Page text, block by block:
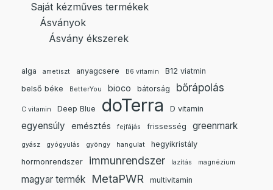
Saját kézműves termékek
Ásványok
Ásvány ékszerek
alga ametiszt anyagcsere B6 vitamin
B12 viatmin
belső béke
BetterYou bioco bátorság bőrápolás
C vitamin Deep Blue doTerra D vitamin
egyensúly emésztés fejfájás frissesség greenmark
gyász gyógyulás gyöngy hangulat
hegyikristály
hormonrendszer
immunrendszer lazítás magnézium
magyar termék MetaPWR multivitamin